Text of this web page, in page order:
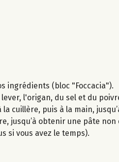
ingrédients (bloc "Foccacia").
l'origan, du sel et du
cuillère, puis à la main,
jusqu’à obtenir une pâte non
si vous avez le temps).